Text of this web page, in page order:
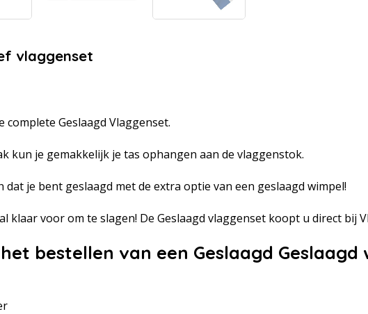
vlaggenset
complete Geslaagd Vlaggenset.
kun je gemakkelijk je tas ophangen aan de vlaggenstok.
je bent geslaagd met de extra optie van een geslaagd wimpel!
klaar voor om te slagen! De Geslaagd vlaggenset koopt u direct bij
bestellen van een Geslaagd